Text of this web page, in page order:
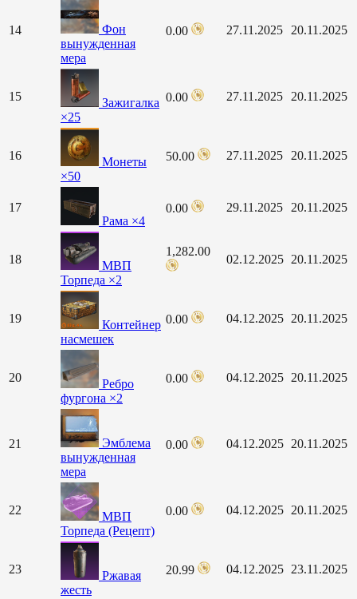
14
Фон
вынужденная
мера
0.00 27.11.2025 20.11.2025
15
Зажигалка
×25
0.00 27.11.2025 20.11.2025
16
Монеты
×50
50.00 27.11.2025 20.11.2025
17
Рама ×4
0.00 29.11.2025 20.11.2025
18
МВП
Торпеда ×2
1,282.00
02.12.2025 20.11.2025
19
Контейнер
насмешек
0.00 04.12.2025 20.11.2025
20
Ребро
фургона ×2
0.00 04.12.2025 20.11.2025
21
Эмблема
вынужденная
мера
0.00 04.12.2025 20.11.2025
22
МВП
Торпеда (Рецепт)
0.00 04.12.2025 20.11.2025
23
Ржавая
жесть
20.99 04.12.2025 23.11.2025